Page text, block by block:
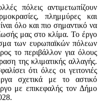
πόλεις αντιμετωπίζουν
πλημμύρες και
όλο και πιο σημαντικό να
μας στο κλίμα. Το έργο
των ευρωπαϊκών πόλεων
το περιβάλλον για όλους
της κλιματικής αλλαγής.
ότι όλες οι γειτονιές
σχετικά με το αστικό
με επικεφαλής τον Δήμο